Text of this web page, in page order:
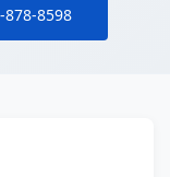
878-8598